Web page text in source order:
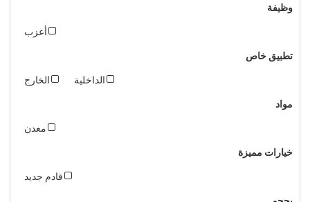
وظيفة
أعزب
تطبيق خاص
الخارج الداخلية
مواد
معدن
خيارات مميزة
قادم جديد